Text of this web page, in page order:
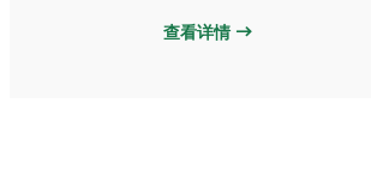
查看详情